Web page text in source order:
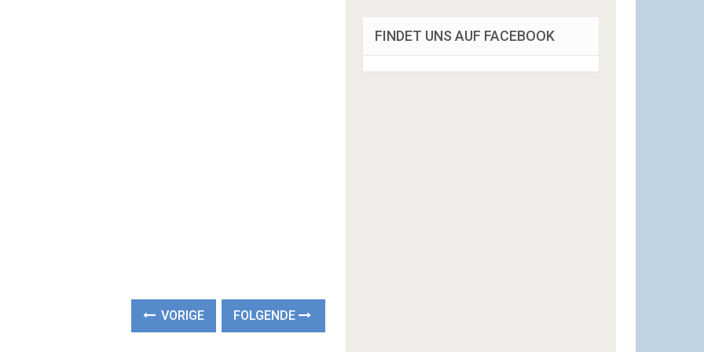
VORIGE FOLGENDE
FINDET UNS AUF FACEBOOK